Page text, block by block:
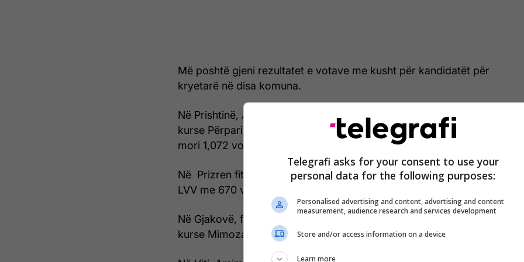
Më poshtë gjeni rezultatet e votave me kusht për kandidatët për
kryetarë në disa komuna.
Në Prishtinë, Arben Vitia nga LVV mori 1,163 vota me kusht,
kurse Përparim Rama nga LDK, që është fitues i garës së balotazhit,
mori 1,072 vota.
Në Prizren fitues i garës në balotazh është Mytaher Haskuka nga
LVV me 670 vota, Shaqir Totaj nga PDK 619 vota.
Në Gjakovë, fituesi është Ardian Gjini nga AAK-ja me 479 vota,
kurse Mimoza Kusari-Lila e Vetëvendosjes 403.
Telegrafi asks for your consent to use your
personal data for the following purposes:
Personalised advertising and content, advertising and content
measurement, audience research and services development
Store and/or access information on a device
Learn more